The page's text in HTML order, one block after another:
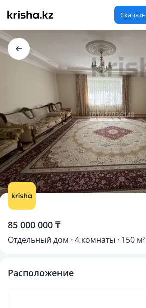
85 000 000 ₸
Отдельный дом · 4 комнаты · 150 м²
Расположение